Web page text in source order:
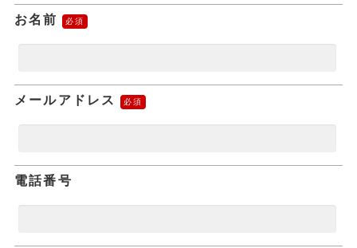
お名前
メールアドレス
電話番号